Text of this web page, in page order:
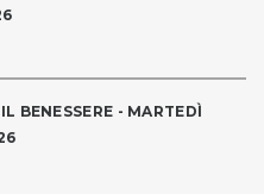
BENESSERE - MARTEDÌ